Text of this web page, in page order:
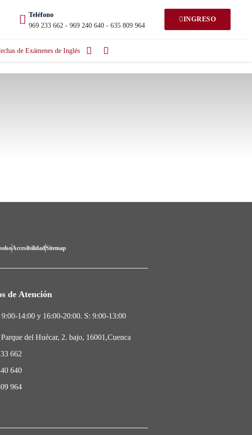
Teléfono
969 233 662 - 969 240 640 - 635 809 964
INGRESO
de Exámenes de Inglés
AccesibilidadSitemap
de Atención
14:00 y 16:00-20:00. S: 9:00-13:00
del Huécar, 2. bajo, 16001,Cuenca
662
640
964